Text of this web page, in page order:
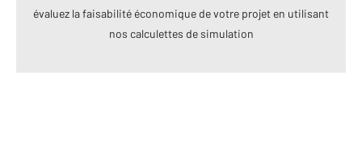
évaluez la faisabilité économique de votre projet en utilisant
nos calculettes de simulation